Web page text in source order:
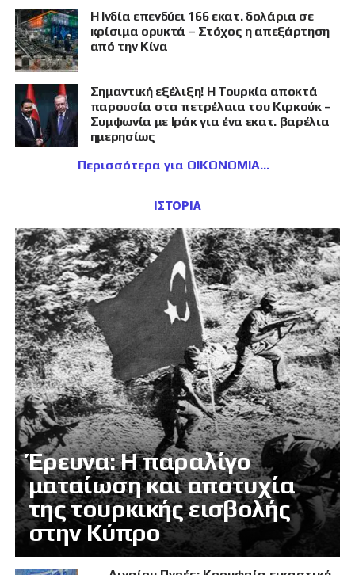
Η Ινδία επενδύει 166 εκατ. δολάρια σε
κρίσιμα ορυκτά – Στόχος η απεξάρτηση
από την Κίνα
Σημαντική εξέλιξη! Η Τουρκία αποκτά
παρουσία στα πετρέλαια του Κιρκούκ –
Συμφωνία με Ιράκ για ένα εκατ. βαρέλια
ημερησίως
Περισσότερα για ΟΙΚΟΝΟΜΙΑ
ΙΣΤΟΡΙΑ
Έρευνα: Η παραλίγο
ματαίωση και αποτυχία
της τουρκικής εισβολής
στην Κύπρο